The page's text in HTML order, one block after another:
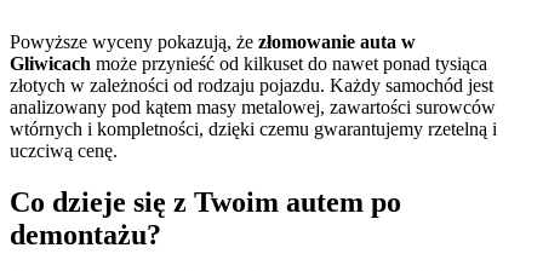
Powyższe wyceny pokazują, że złomowanie auta w
Gliwicach może przynieść od kilkuset do nawet ponad tysiąca
złotych w zależności od rodzaju pojazdu. Każdy samochód jest
analizowany pod kątem masy metalowej, zawartości surowców
wtórnych i kompletności, dzięki czemu gwarantujemy rzetelną i
uczciwą cenę.
Co dzieje się z Twoim autem po
demontażu?